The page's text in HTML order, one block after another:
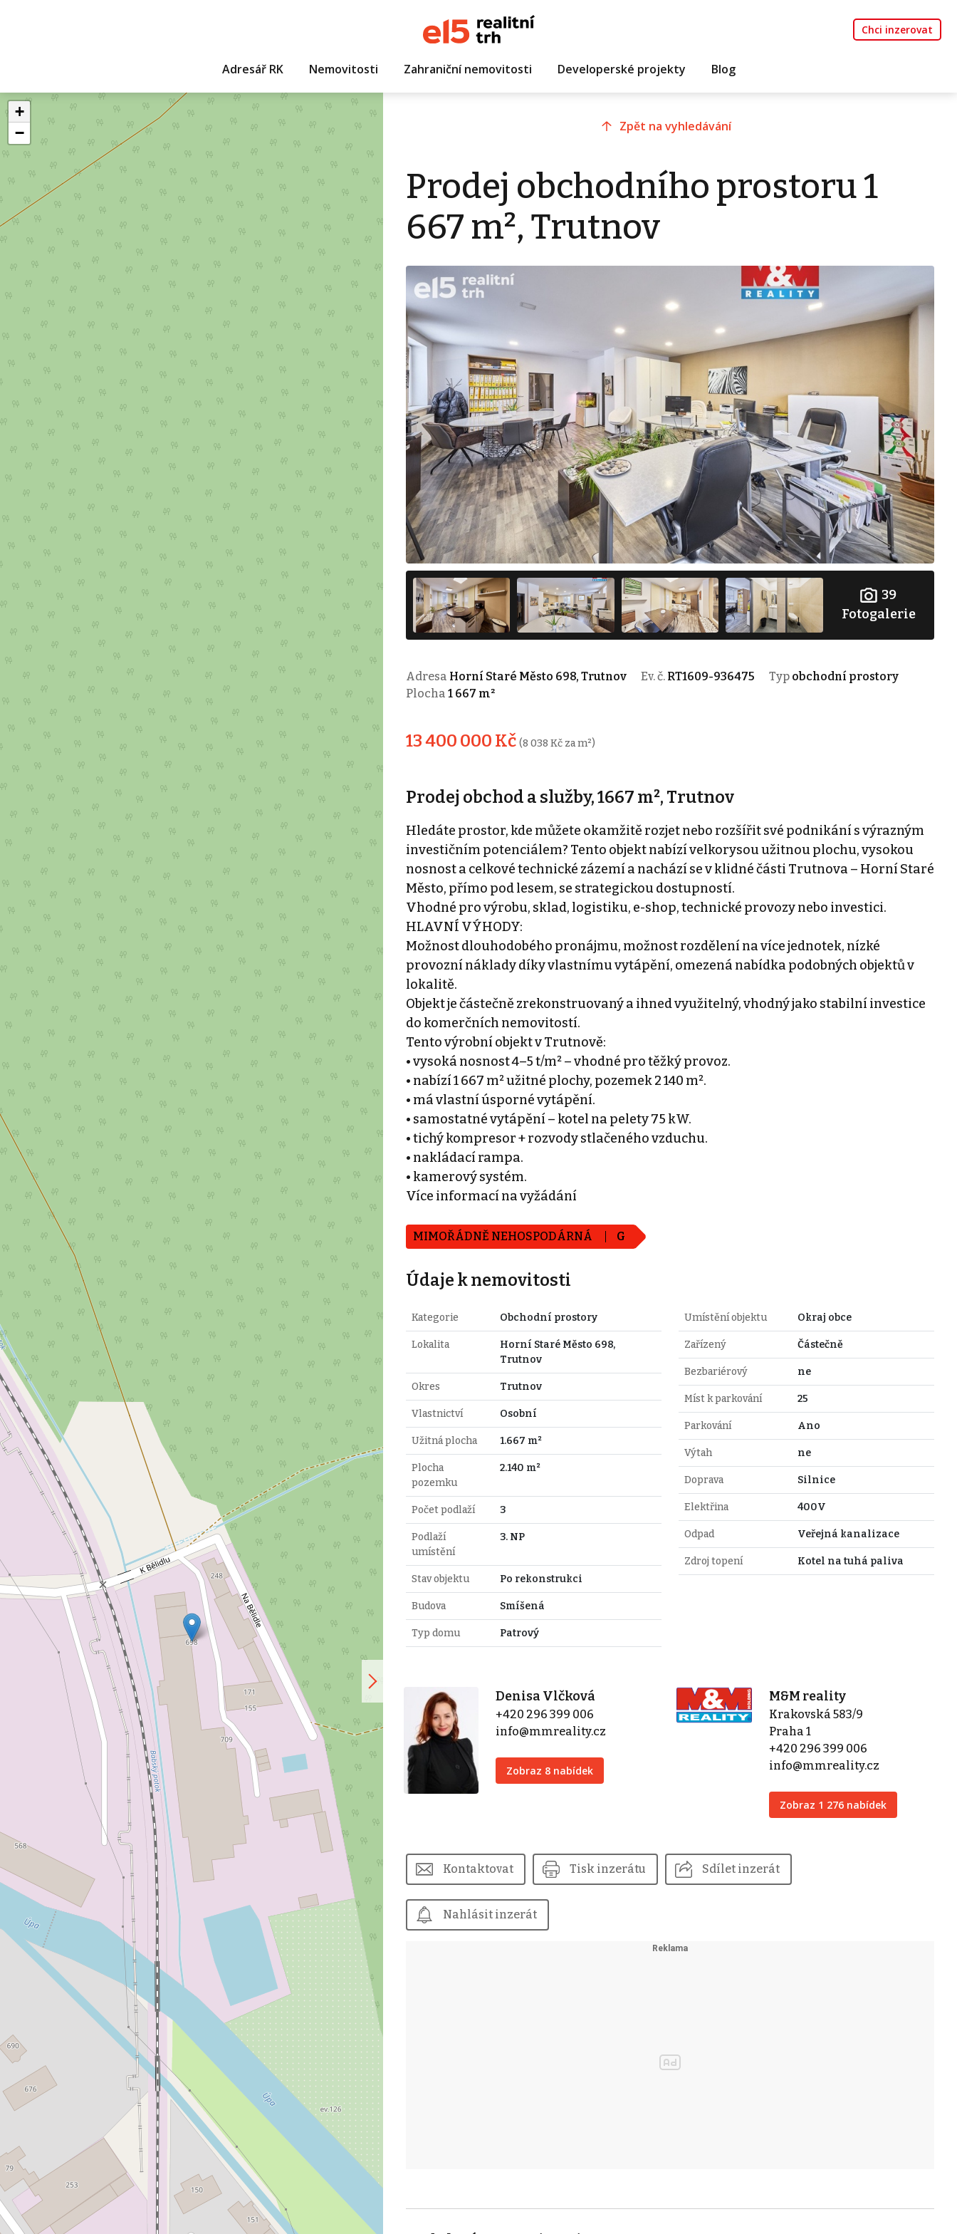
Chci inzerovat
Adresář RK Nemovitosti Zahraniční nemovitosti Developerské projekty Blog
+
−
Zpět na vyhledávání
Prodej obchodního prostoru 1
667 m², Trutnov
39
Fotogalerie
Adresa Horní Staré Město 698, Trutnov Ev. č. RT1609-936475 Typ obchodní prostory
Plocha 1 667 m²
13 400 000 Kč (8 038 Kč za m²)
Prodej obchod a služby, 1667 m², Trutnov
Hledáte prostor, kde můžete okamžitě rozjet nebo rozšířit své podnikání s výrazným
investičním potenciálem? Tento objekt nabízí velkorysou užitnou plochu, vysokou
nosnost a celkové technické zázemí a nachází se v klidné části Trutnova – Horní Staré
Město, přímo pod lesem, se strategickou dostupností.
Vhodné pro výrobu, sklad, logistiku, e-shop, technické provozy nebo investici.
HLAVNÍ VÝHODY:
Možnost dlouhodobého pronájmu, možnost rozdělení na více jednotek, nízké
provozní náklady díky vlastnímu vytápění, omezená nabídka podobných objektů v
lokalitě.
Objekt je částečně zrekonstruovaný a ihned využitelný, vhodný jako stabilní investice
do komerčních nemovitostí.
Tento výrobní objekt v Trutnově:
• vysoká nosnost 4–5 t/m² – vhodné pro těžký provoz.
• nabízí 1 667 m² užitné plochy, pozemek 2 140 m².
• má vlastní úsporné vytápění.
• samostatné vytápění – kotel na pelety 75 kW.
• tichý kompresor + rozvody stlačeného vzduchu.
• nakládací rampa.
• kamerový systém.
Více informací na vyžádání
MIMOŘÁDNĚ NEHOSPODÁRNÁ G
Údaje k nemovitosti
Kategorie Obchodní prostory
Lokalita
Horní Staré Město 698,
Trutnov
Okres Trutnov
Vlastnictví Osobní
Užitná plocha 1.667 m²
Plocha
pozemku
2.140 m²
Počet podlaží 3
Podlaží
umístění
3. NP
Stav objektu Po rekonstrukci
Budova Smíšená
Typ domu Patrový
Umístění objektu Okraj obce
Zařízený Částečně
Bezbariérový ne
Míst k parkování 25
Parkování Ano
Výtah ne
Doprava Silnice
Elektřina 400V
Odpad Veřejná kanalizace
Zdroj topení Kotel na tuhá paliva
Denisa Vlčková
+420 296 399 006
info@mmreality.cz
Zobraz 8 nabídek
M&M reality
Krakovská 583/9
Praha 1
+420 296 399 006
info@mmreality.cz
Zobraz 1 276 nabídek
Kontaktovat Tisk inzerátu Sdílet inzerát
Nahlásit inzerát